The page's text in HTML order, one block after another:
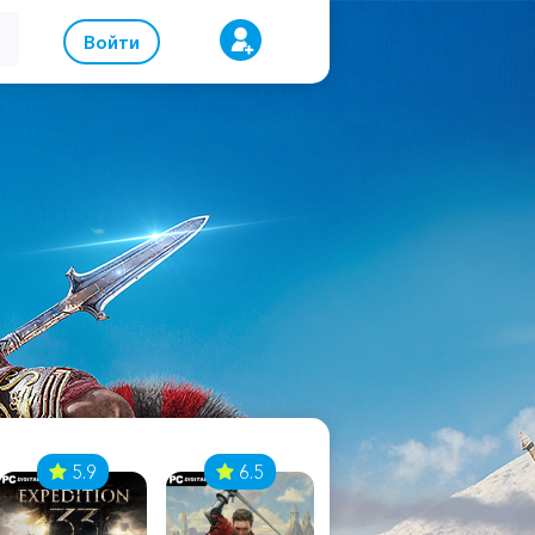
Войти
5.9 6.5 8.1